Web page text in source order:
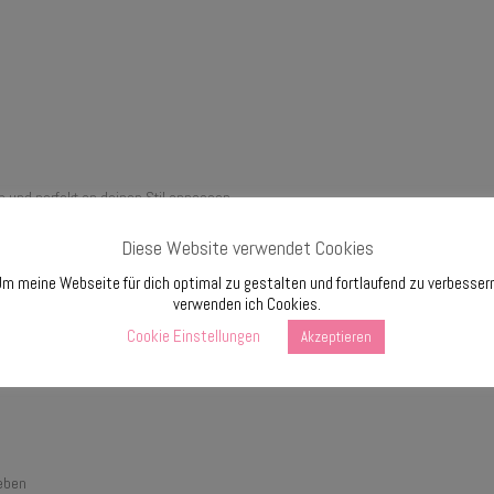
und perfekt an deinen Stil anpassen.
4)
Die ausführliche Anleitung begleitet dich Schritt für Schritt durch den
Diese Website verwendet Cookies
meine Webseite für dich optimal zu gestalten und fortlaufend zu
verwenden ich Cookies.
Cookie Einstellungen
Akzeptieren